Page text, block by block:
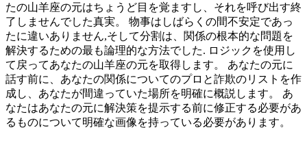
たの山羊座の元はちょうど目を覚ますし、それを呼び出す終
了しませんでした真実。 物事はしばらくの間不安定であっ
たに違いありません,そして分割は、関係の根本的な問題を
解決するための最も論理的な方法でした. ロジックを使用し
て戻ってあなたの山羊座の元を取得します。 あなたの元に
話す前に、あなたの関係についてのプロと詐欺のリストを作
成し、あなたが間違っていた場所を明確に概説します。 あ
なたはあなたの元に解決策を提示する前に修正する必要があ
るものについて明確な画像を持っている必要があります。